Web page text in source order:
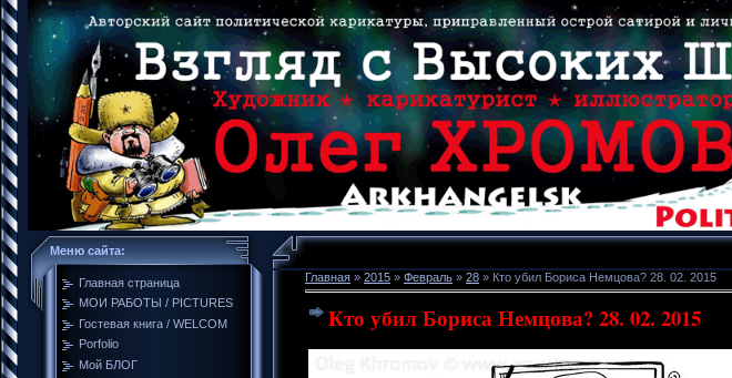
Меню сайта:
Главная страница
МОИ РАБОТЫ / PICTURES
Гостевая книга / WELCOM
Porfolio
Мой БЛОГ
Главная » 2015 » Февраль » 28 » Кто убил Бориса Немцова? 28. 02. 2015
Кто убил Бориса Немцова? 28. 02. 2015